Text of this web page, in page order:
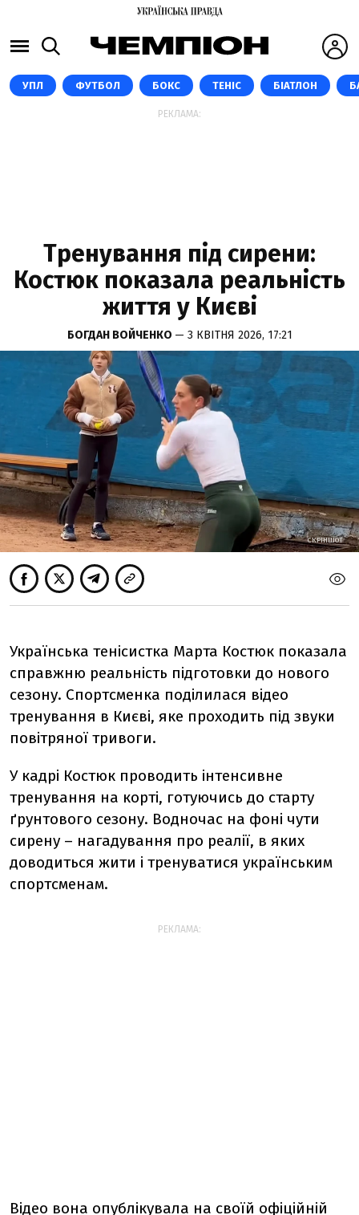
УПЛ ФУТБОЛ БОКС ТЕНІС БІАТЛОН
РЕКЛАМА:
Тренування під сирени:
Костюк показала реальність
життя у Києві
БОГДАН ВОЙЧЕНКО — 3 КВІТНЯ 2026, 17:21
СКРІНШОТ
Українська тенісистка Марта Костюк показала
справжню реальність підготовки до нового
сезону. Спортсменка поділилася відео
тренування в Києві, яке проходить під звуки
повітряної тривоги.
У кадрі Костюк проводить інтенсивне
тренування на корті, готуючись до старту
ґрунтового сезону. Водночас на фоні чути
сирену – нагадування про реалії, в яких
доводиться жити і тренуватися українським
спортсменам.
РЕКЛАМА:
Відео вона опублікувала на своїй офіційній